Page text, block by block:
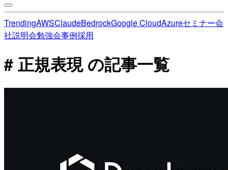
TrendingAWSClaudeBedrockGoogle CloudAzureセミナー会
社説明会勉強会事例採用
# 正規表現 の記事一覧